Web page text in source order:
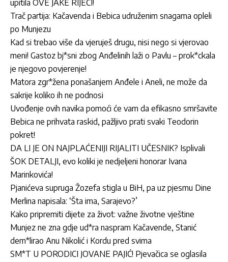
upitila OVE JAKE RIJEČI!
Trač partija: Kačavenda i Bebica udruženim snagama opleli
po Munjezu
Kad si trebao više da vjeruješ drugu, nisi nego si vjerovao
meni! Gastoz bj*sni zbog Anđelinih laži o Pavlu – prok*ckala
je njegovo povjerenje!
Matora zgr*žena ponašanjem Anđele i Aneli, ne može da
sakrije koliko ih ne podnosi
Uvođenje ovih navika pomoći će vam da efikasno smršavite
Bebica ne prihvata raskid, pažljivo prati svaki Teodorin
pokret!
DA LI JE ON NAJPLAĆENIJI RIJALITI UČESNIK? Isplivali
ŠOK DETALJI, evo koliki je nedjeljeni honorar Ivana
Marinkovića!
Pjanićeva supruga Žozefa stigla u BiH, pa uz pjesmu Dine
Merlina napisala: ‘Šta ima, Sarajevo?’
Kako pripremiti dijete za život: važne životne vještine
Munjez ne zna gdje ud*ra naspram Kačavende, Stanić
dem*lirao Anu Nikolić i Kordu pred svima
SM*T U PORODICI JOVANE PAJIĆ! Pjevačica se oglasila